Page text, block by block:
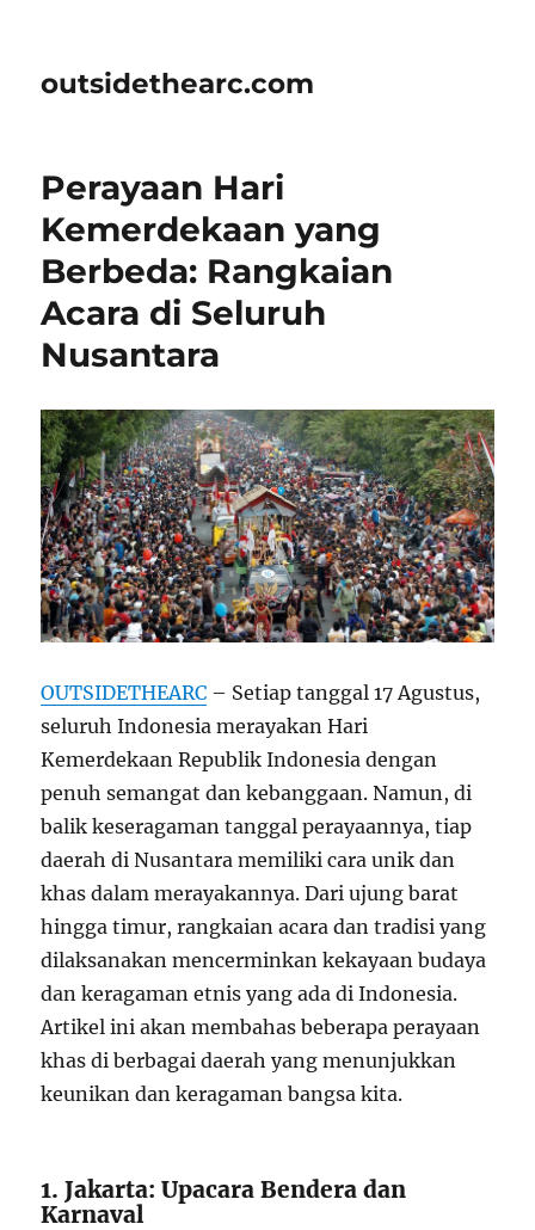
outsidethearc.com
Perayaan Hari
Kemerdekaan yang
Berbeda: Rangkaian
Acara di Seluruh
Nusantara
OUTSIDETHEARC – Setiap tanggal 17 Agustus,
seluruh Indonesia merayakan Hari
Kemerdekaan Republik Indonesia dengan
penuh semangat dan kebanggaan. Namun, di
balik keseragaman tanggal perayaannya, tiap
daerah di Nusantara memiliki cara unik dan
khas dalam merayakannya. Dari ujung barat
hingga timur, rangkaian acara dan tradisi yang
dilaksanakan mencerminkan kekayaan budaya
dan keragaman etnis yang ada di Indonesia.
Artikel ini akan membahas beberapa perayaan
khas di berbagai daerah yang menunjukkan
keunikan dan keragaman bangsa kita.
1. Jakarta: Upacara Bendera dan
Karnaval